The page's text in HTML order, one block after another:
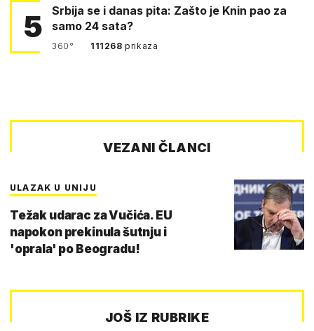
5
Srbija se i danas pita: Zašto je Knin pao za
samo 24 sata?
360° 111268prikaza
VEZANI ČLANCI
ULAZAK U UNIJU
Težak udarac za Vučića. EU
napokon prekinula šutnju i
'oprala' po Beogradu!
JOŠ IZ RUBRIKE